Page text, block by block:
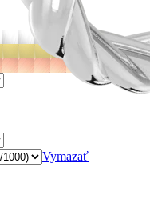
Vymazať